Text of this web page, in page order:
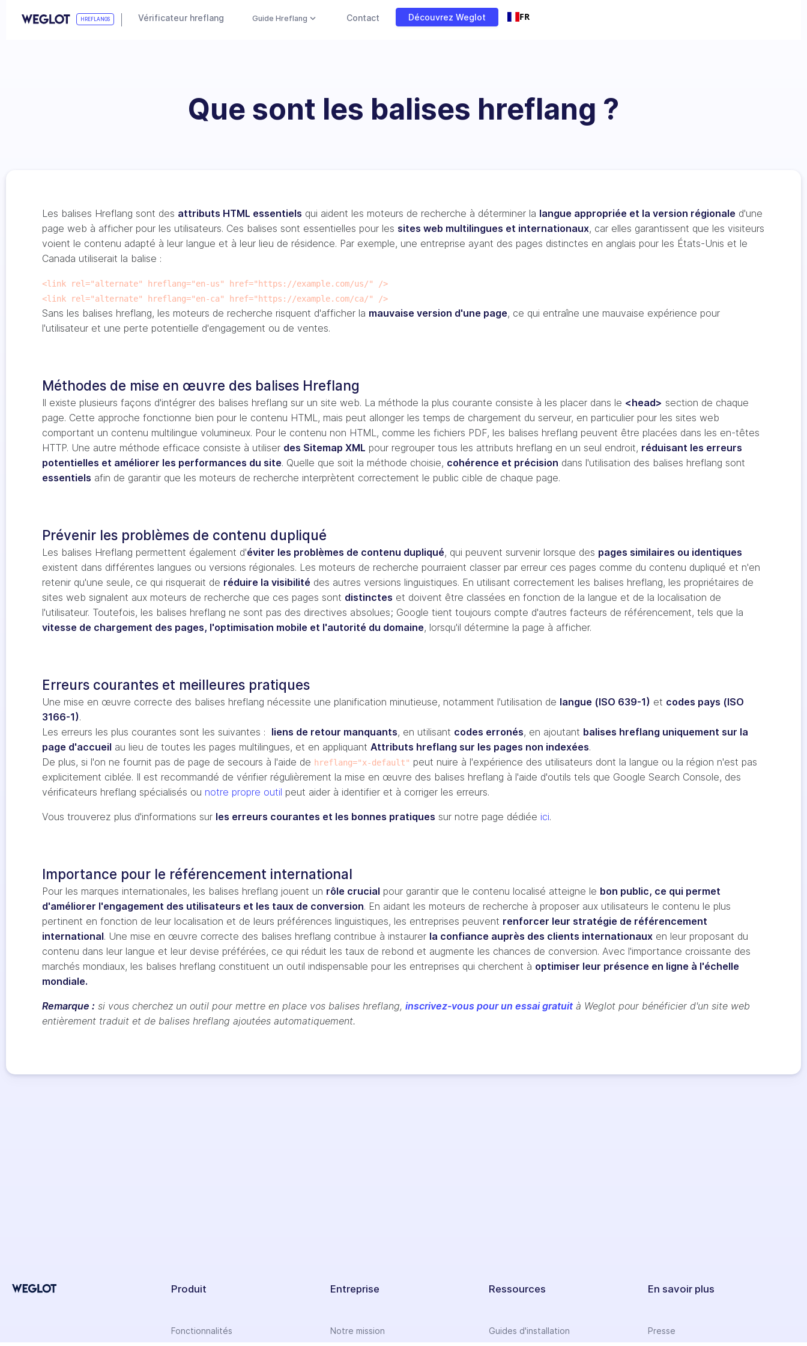
HREFLANGS Vérificateur hreflang Guide Hreflang Contact Découvrez Weglot FR
Que sont les balises hreflang ?
Les balises Hreflang sont des attributs HTML essentiels qui aident les moteurs de recherche à déterminer la langue appropriée et la version régionale d'une
page web à afficher pour les utilisateurs. Ces balises sont essentielles pour les sites web multilingues et internationaux, car elles garantissent que les visiteurs
voient le contenu adapté à leur langue et à leur lieu de résidence. Par exemple, une entreprise ayant des pages distinctes en anglais pour les États-Unis et le
Canada utiliserait la balise :
<link rel="alternate" hreflang="en-us" href="https://example.com/us/" />
<link rel="alternate" hreflang="en-ca" href="https://example.com/ca/" />
Sans les balises hreflang, les moteurs de recherche risquent d'afficher la mauvaise version d'une page, ce qui entraîne une mauvaise expérience pour
l'utilisateur et une perte potentielle d'engagement ou de ventes.
Méthodes de mise en œuvre des balises Hreflang
Il existe plusieurs façons d'intégrer des balises hreflang sur un site web. La méthode la plus courante consiste à les placer dans le <head> section de chaque
page. Cette approche fonctionne bien pour le contenu HTML, mais peut allonger les temps de chargement du serveur, en particulier pour les sites web
comportant un contenu multilingue volumineux. Pour le contenu non HTML, comme les fichiers PDF, les balises hreflang peuvent être placées dans les en-têtes
HTTP. Une autre méthode efficace consiste à utiliser des Sitemap XML pour regrouper tous les attributs hreflang en un seul endroit, réduisant les erreurs
potentielles et améliorer les performances du site. Quelle que soit la méthode choisie, cohérence et précision dans l'utilisation des balises hreflang sont
essentiels afin de garantir que les moteurs de recherche interprètent correctement le public cible de chaque page.
Prévenir les problèmes de contenu dupliqué
Les balises Hreflang permettent également d'éviter les problèmes de contenu dupliqué, qui peuvent survenir lorsque des pages similaires ou identiques
existent dans différentes langues ou versions régionales. Les moteurs de recherche pourraient classer par erreur ces pages comme du contenu dupliqué et n'en
retenir qu'une seule, ce qui risquerait de réduire la visibilité des autres versions linguistiques. En utilisant correctement les balises hreflang, les propriétaires de
sites web signalent aux moteurs de recherche que ces pages sont distinctes et doivent être classées en fonction de la langue et de la localisation de
l'utilisateur. Toutefois, les balises hreflang ne sont pas des directives absolues; Google tient toujours compte d'autres facteurs de référencement, tels que la
vitesse de chargement des pages, l'optimisation mobile et l'autorité du domaine, lorsqu'il détermine la page à afficher.
Erreurs courantes et meilleures pratiques
Une mise en œuvre correcte des balises hreflang nécessite une planification minutieuse, notamment l'utilisation de langue (ISO 639-1) et codes pays (ISO
3166-1).
Les erreurs les plus courantes sont les suivantes : liens de retour manquants, en utilisant codes erronés, en ajoutant balises hreflang uniquement sur la
page d'accueil au lieu de toutes les pages multilingues, et en appliquant Attributs hreflang sur les pages non indexées.
De plus, si l'on ne fournit pas de page de secours à l'aide de hreflang="x-default" peut nuire à l'expérience des utilisateurs dont la langue ou la région n'est pas
explicitement ciblée. Il est recommandé de vérifier régulièrement la mise en œuvre des balises hreflang à l'aide d'outils tels que Google Search Console, des
vérificateurs hreflang spécialisés ou notre propre outil peut aider à identifier et à corriger les erreurs.
Vous trouverez plus d'informations sur les erreurs courantes et les bonnes pratiques sur notre page dédiée ici.
Importance pour le référencement international
Pour les marques internationales, les balises hreflang jouent un rôle crucial pour garantir que le contenu localisé atteigne le bon public, ce qui permet
d'améliorer l'engagement des utilisateurs et les taux de conversion. En aidant les moteurs de recherche à proposer aux utilisateurs le contenu le plus
pertinent en fonction de leur localisation et de leurs préférences linguistiques, les entreprises peuvent renforcer leur stratégie de référencement
international. Une mise en œuvre correcte des balises hreflang contribue à instaurer la confiance auprès des clients internationaux en leur proposant du
contenu dans leur langue et leur devise préférées, ce qui réduit les taux de rebond et augmente les chances de conversion. Avec l'importance croissante des
marchés mondiaux, les balises hreflang constituent un outil indispensable pour les entreprises qui cherchent à optimiser leur présence en ligne à l'échelle
mondiale.
Remarque : si vous cherchez un outil pour mettre en place vos balises hreflang, inscrivez-vous pour un essai gratuit à Weglot pour bénéficier d'un site web
entièrement traduit et de balises hreflang ajoutées automatiquement.
Produit
Fonctionnalités
Entreprise
Notre mission
Ressources
Guides d'installation
En savoir plus
Presse